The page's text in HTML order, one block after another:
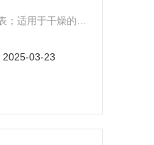
2025-03-23